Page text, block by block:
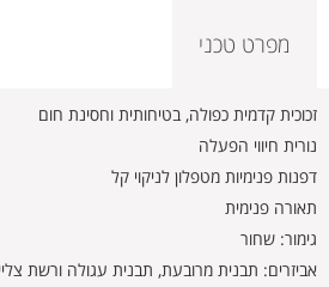
מפרט טכני
זכוכית קדמית כפולה, בטיחותית וחסינת חום
נורית חיווי הפעלה
דפנות פנימיות מטפלון לניקוי קל
תאורה פנימית
גימור: שחור
אביזרים: תבנית מרובעת, תבנית עגולה ורשת